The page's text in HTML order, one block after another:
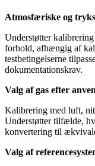
Atmosfæriske og
Understøtter
forhold, afhængig af
testbetingelserne
dokumentationskrav.
Valg af gas efter
Kalibrering med luft,
Understøtter tilfælde,
konvertering til
Valg af